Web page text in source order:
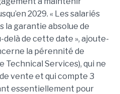
2029. « Les salariés
la garantie absolue de
de cette date », ajoute-
la pérennité de
Technical Services), qui ne
vente et qui compte 3
essentiellement pour